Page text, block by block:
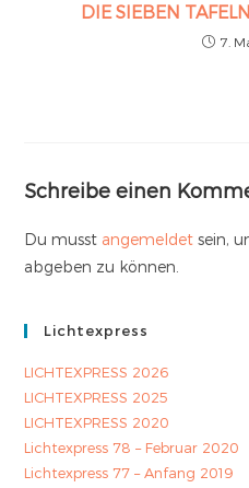
DIE SIEBEN
7.
Schreibe einen
Du musst angemeldet sein,
abgeben zu können.
Lichtexpress
LICHTEXPRESS 2026
LICHTEXPRESS 2025
LICHTEXPRESS 2020
Lichtexpress 78 – Februar 2020
Lichtexpress 77 – Anfang 2019